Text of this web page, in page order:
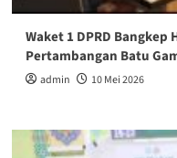
Waket 1 DPRD Bangkep
Pertambangan Batu
admin 10 Mei 2026